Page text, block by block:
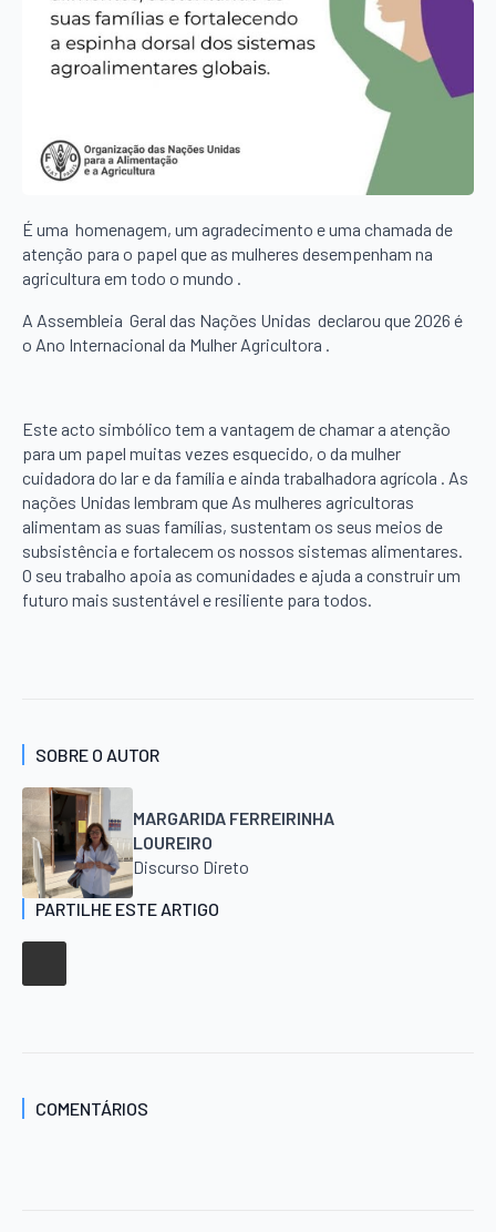
É uma homenagem, um agradecimento e uma chamada de
atenção para o papel que as mulheres desempenham na
agricultura em todo o mundo .
A Assembleia Geral das Nações Unidas declarou que 2026 é
o Ano Internacional da Mulher Agricultora .
Este acto simbólico tem a vantagem de chamar a atenção
para um papel muitas vezes esquecido, o da mulher
cuidadora do lar e da família e ainda trabalhadora agrícola . As
nações Unidas lembram que As mulheres agricultoras
alimentam as suas famílias, sustentam os seus meios de
subsistência e fortalecem os nossos sistemas alimentares.
O seu trabalho apoia as comunidades e ajuda a construir um
futuro mais sustentável e resiliente para todos.
SOBRE O AUTOR
MARGARIDA FERREIRINHA
LOUREIRO
Discurso Direto
PARTILHE ESTE ARTIGO
COMENTÁRIOS